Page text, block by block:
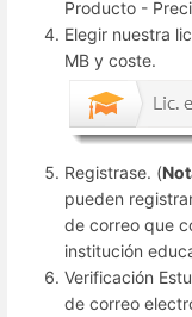
Producto -
Elegir nuestra
MB y coste.
Registrase. (
pueden
de correo que
institución
Verificación
de correo